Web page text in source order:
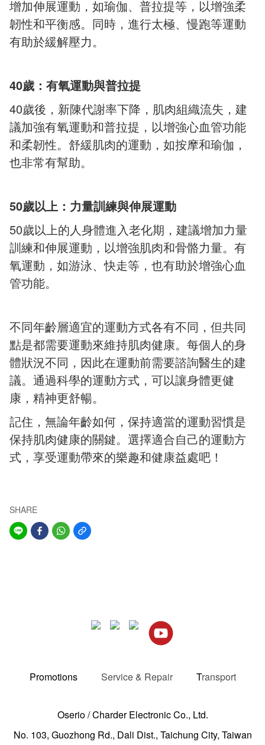
增加伸展運動，如瑜伽、普拉提等，以增強柔
韌性和平衡感。同時，進行太極、慢跑等運動
有助於緩解壓力。
40歲：有氧運動與普拉提
40歲後，新陳代謝率下降，肌肉組織流失，建
議加強有氧運動和普拉提，以增強心血管功能
和柔韌性。舒緩肌肉的運動，如按摩和瑜伽，
也非常有幫助。
50歲以上：力量訓練與伸展運動
50歲以上的人身體進入老化期，建議增加力量
訓練和伸展運動，以增強肌肉和骨骼力量。有
氧運動，如游泳、快走等，也有助於增強心血
管功能。
不同年齡層適宜的運動方式各有不同，但共同
點是都需要運動來維持肌肉健康。每個人的身
體狀況不同，因此在運動前需要諮詢醫生的建
議。通過科學的運動方式，可以讓身體更健
康，精神更舒暢。
記住，無論年齡如何，保持適當的運動習慣是
保持肌肉健康的關鍵。選擇適合自己的運動方
式，享受運動帶來的樂趣和健康益處吧！
SHARE
Promotions Service & Repair Transport
Oserio / Charder Electronic Co., Ltd.
No. 103, Guozhong Rd., Dali Dist., Taichung City, Taiwan